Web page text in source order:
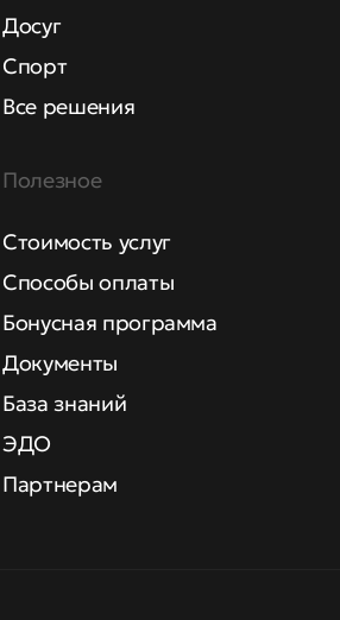
Досуг
Спорт
Все решения
Полезное
Стоимость услуг
Способы оплаты
Бонусная программа
Документы
База знаний
ЭДО
Партнерам